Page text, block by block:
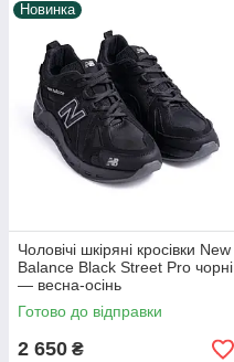
Новинка
Чоловічі шкіряні кросівки New
Balance Black Street Pro чорні
— весна-осінь
Готово до відправки
2 650 ₴